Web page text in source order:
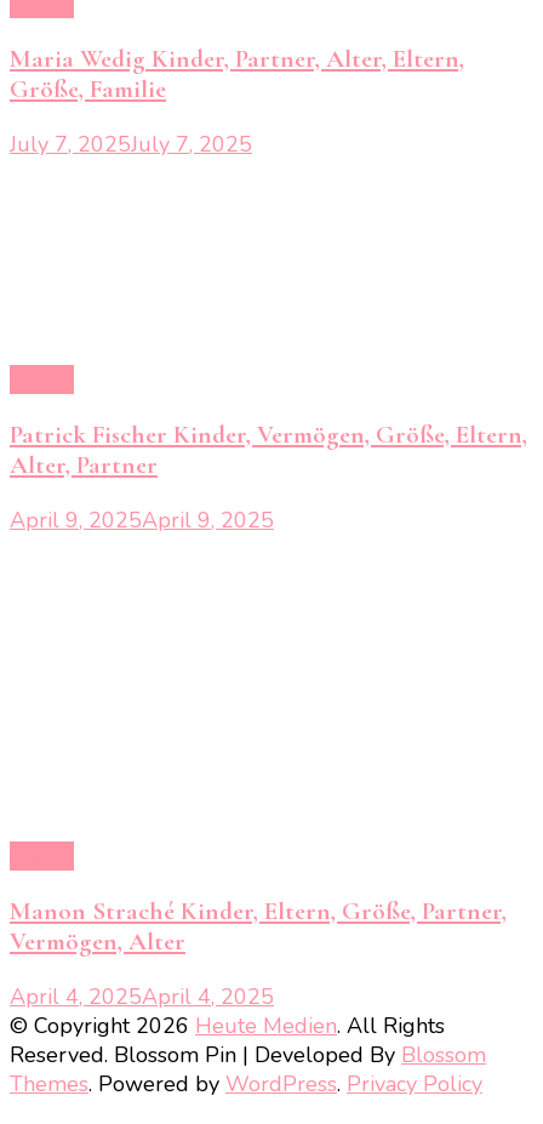
Maria Wedig Kinder, Partner, Alter, Eltern,
Größe, Familie
July 7, 2025July 7, 2025
Patrick Fischer Kinder, Vermögen, Größe, Eltern,
Alter, Partner
April 9, 2025April 9, 2025
Manon Straché Kinder, Eltern, Größe, Partner,
Vermögen, Alter
April 4, 2025April 4, 2025
© Copyright 2026 Heute Medien. All Rights
Reserved. Blossom Pin | Developed By Blossom
Themes. Powered by WordPress. Privacy Policy